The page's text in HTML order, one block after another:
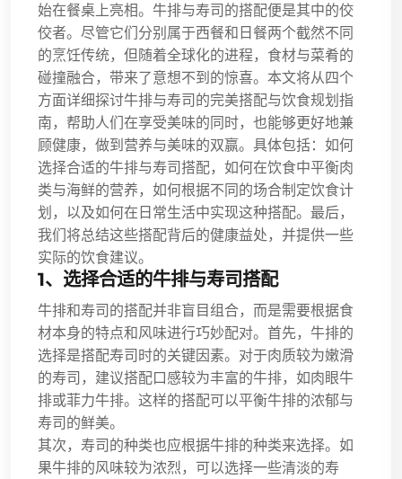
始在餐桌上亮相。牛排与寿司的搭配便是其中的佼
佼者。尽管它们分别属于西餐和日餐两个截然不同
的烹饪传统，但随着全球化的进程，食材与菜肴的
碰撞融合，带来了意想不到的惊喜。本文将从四个
方面详细探讨牛排与寿司的完美搭配与饮食规划指
南，帮助人们在享受美味的同时，也能够更好地兼
顾健康，做到营养与美味的双赢。具体包括：如何
选择合适的牛排与寿司搭配，如何在饮食中平衡肉
类与海鲜的营养，如何根据不同的场合制定饮食计
划，以及如何在日常生活中实现这种搭配。最后，
我们将总结这些搭配背后的健康益处，并提供一些
实际的饮食建议。
1、选择合适的牛排与寿司搭配
牛排和寿司的搭配并非盲目组合，而是需要根据食
材本身的特点和风味进行巧妙配对。首先，牛排的
选择是搭配寿司时的关键因素。对于肉质较为嫩滑
的寿司，建议搭配口感较为丰富的牛排，如肉眼牛
排或菲力牛排。这样的搭配可以平衡牛排的浓郁与
寿司的鲜美。
其次，寿司的种类也应根据牛排的种类来选择。如
果牛排的风味较为浓烈，可以选择一些清淡的寿